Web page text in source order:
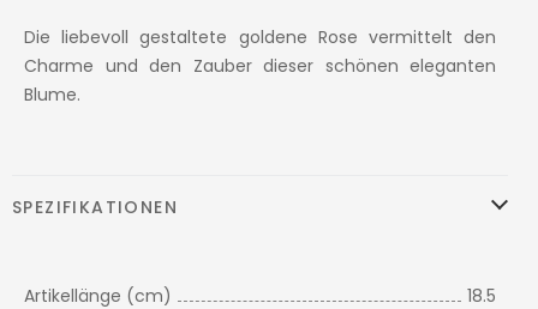
Die liebevoll gestaltete goldene Rose vermittelt den
Charme und den Zauber dieser schönen eleganten
Blume.
SPEZIFIKATIONEN
Artikellänge (cm)
18.5